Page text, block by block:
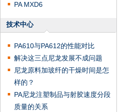
PA MXD6
技术中心
PA610与PA612的性能对比
解决这三点尼龙发展不成问题
尼龙原料加玻纤的干燥时间是怎
样的？
PA尼龙注塑制品与射胶速度分段
质量的关系